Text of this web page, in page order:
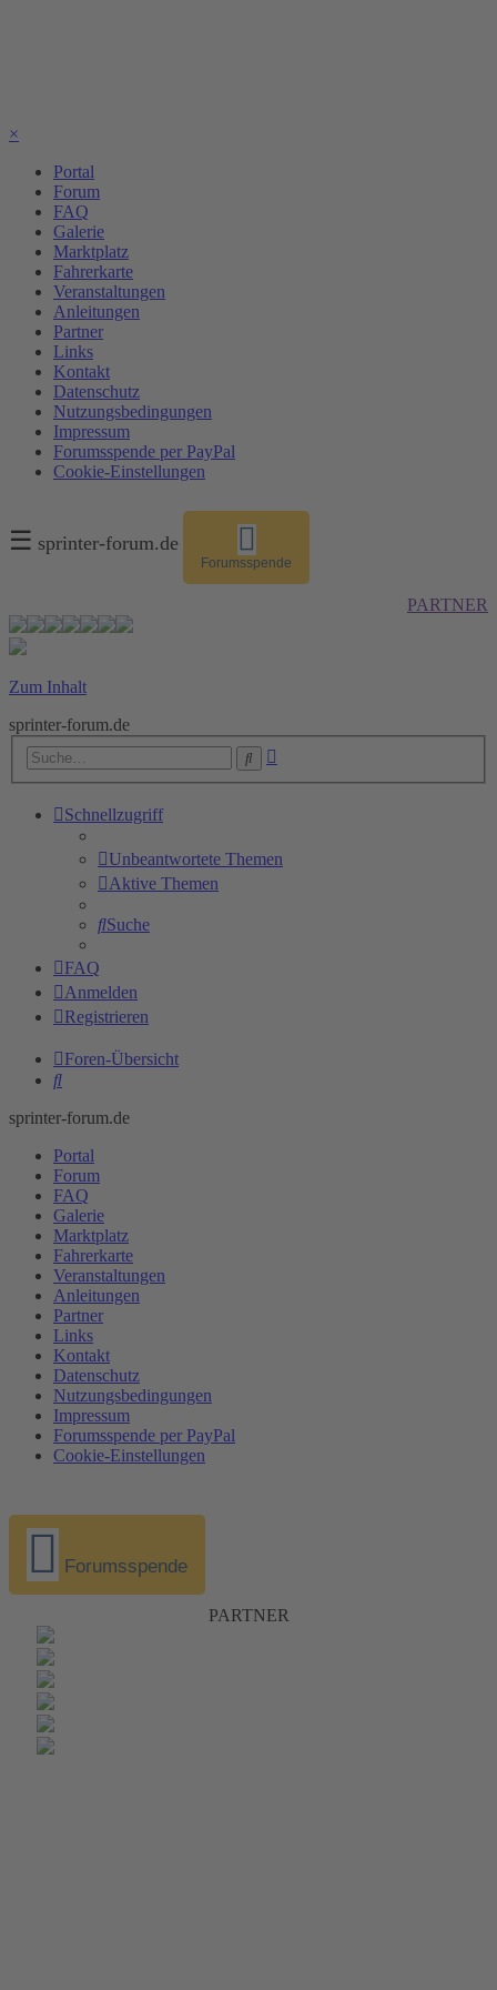
×
Portal
Forum
FAQ
Galerie
Marktplatz
Fahrerkarte
Veranstaltungen
Anleitungen
Partner
Links
Kontakt
Datenschutz
Nutzungsbedingungen
Impressum
Forumsspende per PayPal
Cookie-Einstellungen
☰ sprinter-forum.de
Forumsspende
PARTNER
Zum Inhalt
sprinter-forum.de
Suche
Schnellzugriff
Unbeantwortete Themen
Aktive Themen
Suche
FAQ
Anmelden
Registrieren
Foren-Übersicht
Suche
sprinter-forum.de
Portal
Forum
FAQ
Galerie
Marktplatz
Fahrerkarte
Veranstaltungen
Anleitungen
Partner
Links
Kontakt
Datenschutz
Nutzungsbedingungen
Impressum
Forumsspende per PayPal
Cookie-Einstellungen
Forumsspende
PARTNER